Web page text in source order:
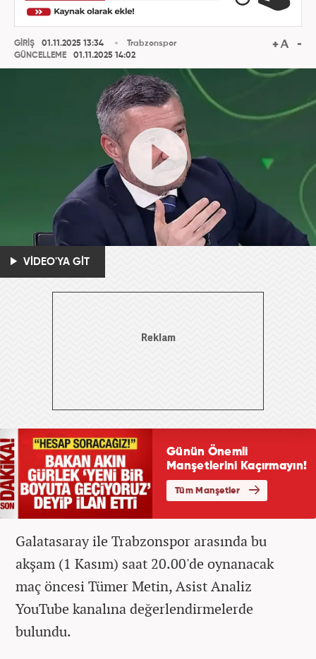
GİRİŞ
01.11.2025 13:34
GÜNCELLEME
01.11.2025 14:02
Trabzonspor
VİDEO'YA GİT
Galatasaray ile Trabzonspor arasında bu
akşam (1 Kasım) saat 20.00'de oynanacak
maç öncesi Tümer Metin, Asist Analiz
YouTube kanalına değerlendirmelerde
bulundu.